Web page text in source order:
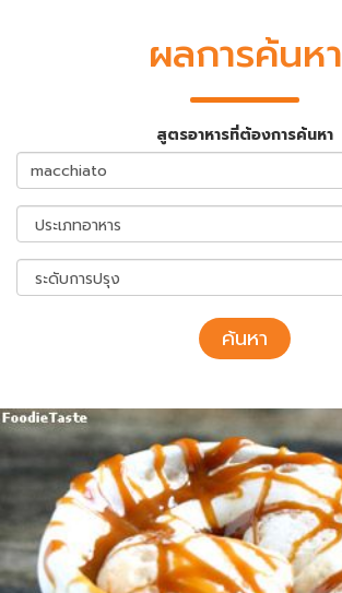
ผลการค้นหา
สูตรอาหารที่ต้องการค้นหา
ค้นหา